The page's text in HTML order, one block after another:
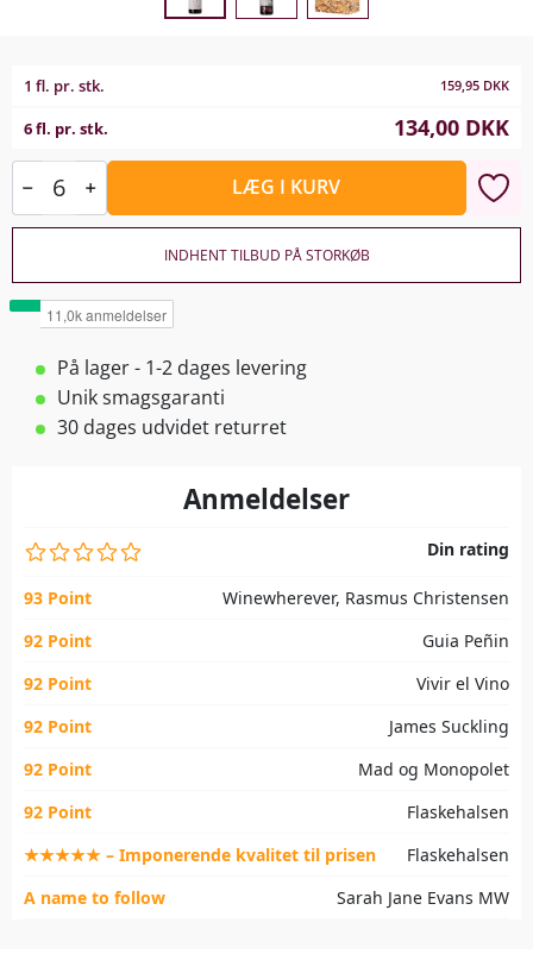
1 fl. pr. stk. 159,95 DKK
6 fl. pr. stk. 134,00 DKK
LÆG I KURV
INDHENT TILBUD PÅ STORKØB
På lager - 1-2 dages levering
Unik smagsgaranti
30 dages udvidet returret
Anmeldelser
Din rating
93 Point
Winewherever, Rasmus Christensen
92 Point
Guia Peñin
92 Point
Vivir el Vino
92 Point
James Suckling
92 Point
Mad og Monopolet
92 Point
Flaskehalsen
★★★★★ – Imponerende kvalitet til prisen
Flaskehalsen
A name to follow
Sarah Jane Evans MW